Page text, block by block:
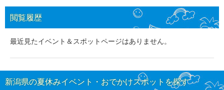
閲覧履歴
最近見たイベント＆スポットページはありません。
新潟県の夏休みイベント・おでかけスポットを探す